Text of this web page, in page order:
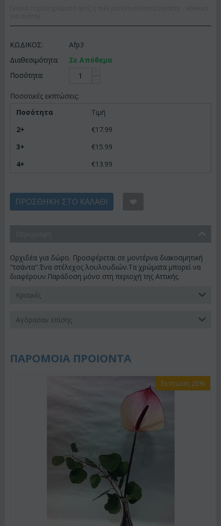
ΚΩΔΙΚΟΣ:
Afp3
Διαθεσιμότητα:
Σε Απόθεμα
Ποσότητα:
Ποσοτικές εκπτώσεις:
Ποσότητα
Τιμή
2+
€17.99
3+
€15.99
4+
€13.99
ΠΡΟΣΘΉΚΗ ΣΤΟ ΚΑΛΆΘΙ
Ορχιδέα για δώρο. Προσφέρεται σε μοντέρνα διακοσμητική
"τσάντα".Ένα στέλεχος λουλουδιών.Τα χρώματα μπορεί να
διαφέρουν.Παράδοση μόνο στη περιοχή της Αττικής.
Κριτικές
Αγόρασαν επίσης
ΠΑΡΟΜΟΙΑ ΠΡΟΙΟΝΤΑ
Έκπτωση 20%